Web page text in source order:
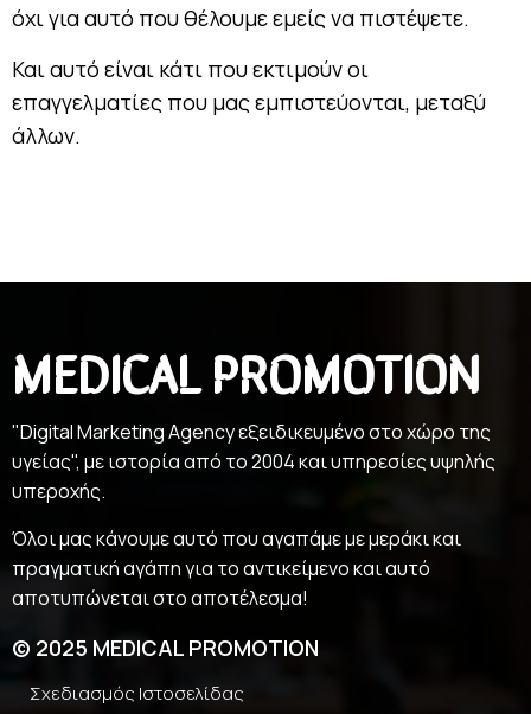
όχι για αυτό που θέλουμε εμείς να πιστέψετε.
Και αυτό είναι κάτι που εκτιμούν οι
επαγγελματίες που μας εμπιστεύονται, μεταξύ
άλλων.
MEDICAL PROMOTION
"Digital Marketing Agency εξειδικευμένο στο χώρο της
υγείας", με ιστορία από το 2004 και υπηρεσίες υψηλής
υπεροχής.
Όλοι μας κάνουμε αυτό που αγαπάμε με μεράκι και
πραγματική αγάπη για το αντικείμενο και αυτό
αποτυπώνεται στο αποτέλεσμα!
© 2025 MEDICAL PROMOTION
Σχεδιασμός Ιστοσελίδας